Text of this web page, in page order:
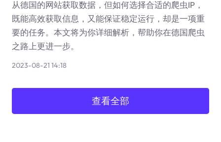
从德国的网站获取数据，但如何选择合适的爬虫IP，
既能高效获取信息，又能保证稳定运行，却是一项重
要的任务。本文将为你详细解析，帮助你在德国爬虫
之路上更进一步。
2023-08-21 14:18
查看全部